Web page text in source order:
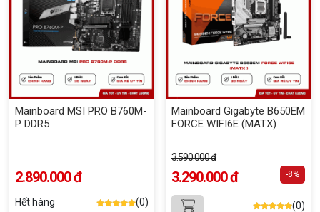
Mainboard MSI PRO B760M-
P DDR5
2.890.000 đ
Hết hàng (0)
Mainboard Gigabyte B650EM
FORCE WIFI6E (MATX)
3.590.000 đ
3.290.000 đ -8%
(0)